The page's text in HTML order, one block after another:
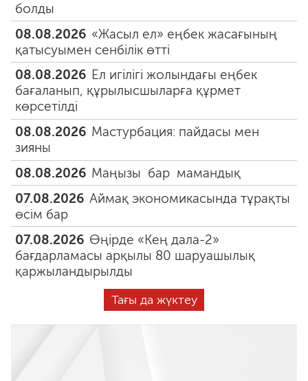
болды
08.08.2026 «Жасыл ел» еңбек жасағының
қатысуымен сенбілік өтті
08.08.2026 Ел игілігі жолындағы еңбек
бағаланып, құрылысшыларға құрмет
көрсетілді
08.08.2026 Мастурбация: пайдасы мен
зияны
08.08.2026 Маңызы бар мамандық
07.08.2026 Аймақ экономикасында тұрақты
өсім бар
07.08.2026 Өңірде «Кең дала-2»
бағдарламасы арқылы 80 шаруашылық
қаржыландырылды
Тағы да жүктеу